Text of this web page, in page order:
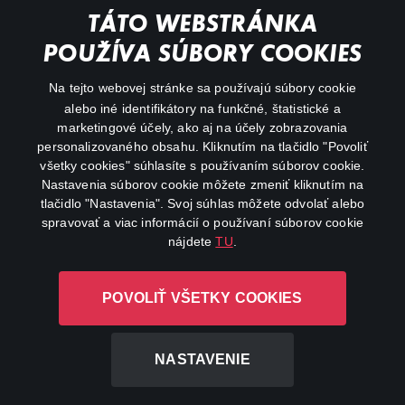
TÁTO WEBSTRÁNKA
POUŽÍVA SÚBORY COOKIES
Na tejto webovej stránke sa používajú súbory cookie
alebo iné identifikátory na funkčné, štatistické a
marketingové účely, ako aj na účely zobrazovania
personalizovaného obsahu. Kliknutím na tlačidlo "Povoliť
všetky cookies" súhlasíte s používaním súborov cookie.
Nastavenia súborov cookie môžete zmeniť kliknutím na
tlačidlo "Nastavenia". Svoj súhlas môžete odvolať alebo
spravovať a viac informácií o používaní súborov cookie
nájdeteTU
POVOLIŤ VŠETKY COOKIES
NASTAVENIE
Môj účet
O aplikácii Canal+
Canal+ Luxembourg S. à r.l. so sídlom Rue Albert Borschette 4,